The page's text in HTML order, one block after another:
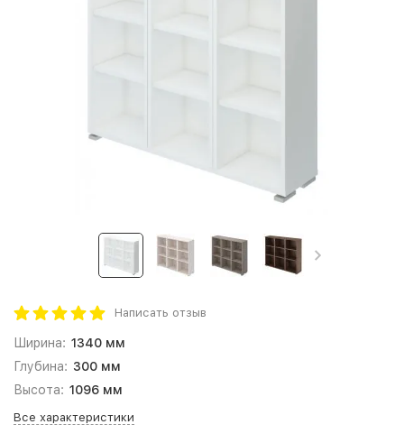
Написать отзыв
Ширина: 1340 мм
Глубина: 300 мм
Высота: 1096 мм
Все характеристики